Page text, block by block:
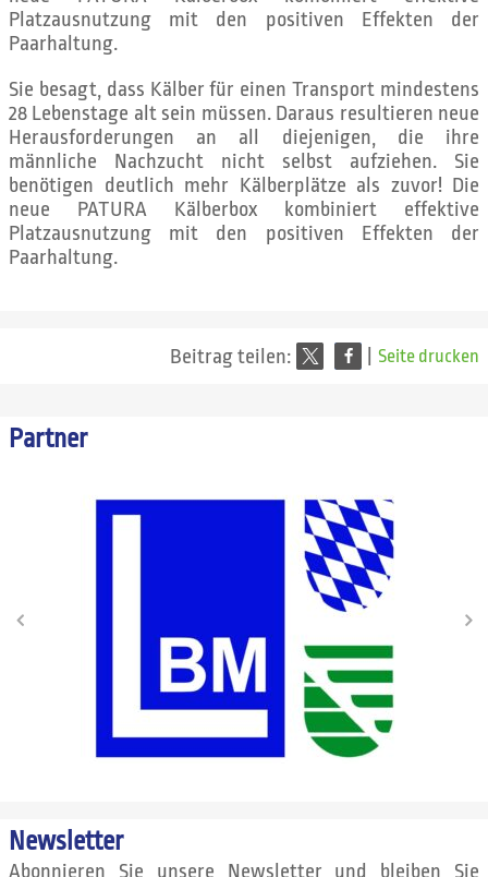
Platzausnutzung mit den positiven Effekten der
Paarhaltung.
Sie besagt, dass Kälber für einen Transport mindestens
28 Lebenstage alt sein müssen. Daraus resultieren neue
Herausforderungen an all diejenigen, die ihre
männliche Nachzucht nicht selbst aufziehen. Sie
benötigen deutlich mehr Kälberplätze als zuvor! Die
neue PATURA Kälberbox kombiniert effektive
Platzausnutzung mit den positiven Effekten der
Paarhaltung.
Beitrag teilen: Seite drucken
Partner
Newsletter
Abonnieren Sie unsere Newsletter und bleiben Sie